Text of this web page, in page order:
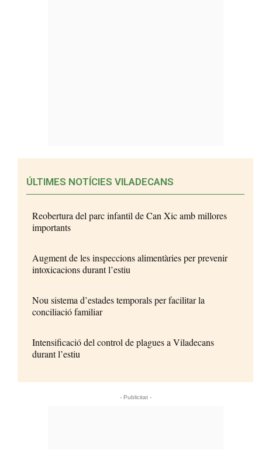
ÚLTIMES NOTÍCIES VILADECANS
Reobertura del parc infantil de Can Xic amb millores
importants
Augment de les inspeccions alimentàries per prevenir
intoxicacions durant l’estiu
Nou sistema d’estades temporals per facilitar la
conciliació familiar
Intensificació del control de plagues a Viladecans
durant l’estiu
- Publicitat -